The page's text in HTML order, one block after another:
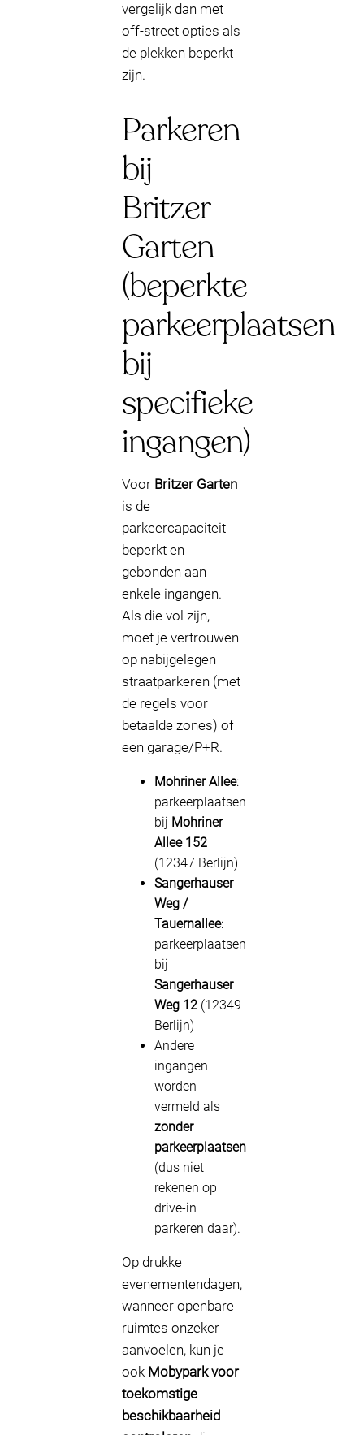
vergelijk dan met
off-street opties als
de plekken beperkt
zijn.
Parkeren
bij
Britzer
Garten
(beperkte
parkeerplaatsen
bij
specifieke
ingangen)
Voor Britzer Garten
is de
parkeercapaciteit
beperkt en
gebonden aan
enkele ingangen.
Als die vol zijn,
moet je vertrouwen
op nabijgelegen
straatparkeren (met
de regels voor
betaalde zones) of
een garage/P+R.
Mohriner Allee:
parkeerplaatsen
bij Mohriner
Allee 152
(12347 Berlijn)
Sangerhauser
Weg /
Tauernallee:
parkeerplaatsen
bij
Sangerhauser
Weg 12 (12349
Berlijn)
Andere
ingangen
worden
vermeld als
zonder
parkeerplaatsen
(dus niet
rekenen op
drive-in
parkeren daar).
Op drukke
evenementendagen,
wanneer openbare
ruimtes onzeker
aanvoelen, kun je
ook Mobypark voor
toekomstige
beschikbaarheid